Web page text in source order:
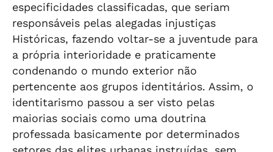
especificidades classificadas, que seriam
responsáveis pelas alegadas injustiças
Históricas, fazendo voltar-se a juventude para
a própria interioridade e praticamente
condenando o mundo exterior não
pertencente aos grupos identitários. Assim, o
identitarismo passou a ser visto pelas
maiorias sociais como uma doutrina
professada basicamente por determinados